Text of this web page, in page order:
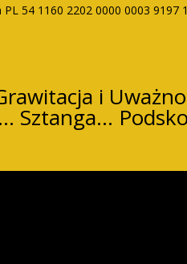
PL 54 1160 2202 0000 0003
i
Sztanga…